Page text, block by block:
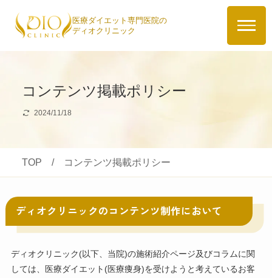
医療ダイエット専門医院の
ディオクリニック
コンテンツ掲載ポリシー
2024/11/18
TOP / コンテンツ掲載ポリシー
ディオクリニックのコンテンツ制作において
ディオクリニック(以下、当院)の施術紹介ページ及びコラムに関
しては、医療ダイエット(医療痩身)を受けようと考えているお客